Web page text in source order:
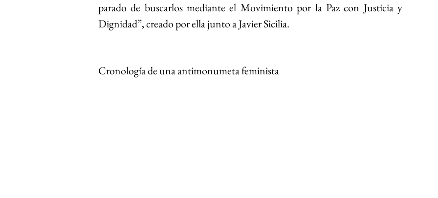
parado de buscarlos mediante el Movimiento por la Paz con Justicia y
Dignidad”, creado por ella junto a Javier Sicilia.
Cronología de una antimonumeta feminista